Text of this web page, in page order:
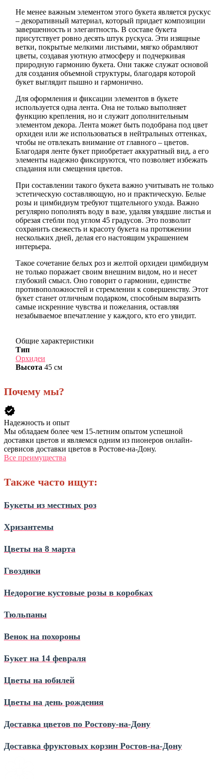
Не менее важным элементом этого букета является рускус
– декоративный материал, который придает композиции
завершенность и элегантность. В составе букета
присутствует ровно десять штук рускуса. Эти изящные
ветки, покрытые мелкими листьями, мягко обрамляют
цветы, создавая уютную атмосферу и подчеркивая
природную гармонию букета. Они также служат основой
для создания объемной структуры, благодаря которой
букет выглядит пышно и гармонично.
Для оформления и фиксации элементов в букете
используется одна лента. Она не только выполняет
функцию крепления, но и служит дополнительным
элементом декора. Лента может быть подобрана под цвет
орхидеи или же использоваться в нейтральных оттенках,
чтобы не отвлекать внимание от главного – цветов.
Благодаря ленте букет приобретает аккуратный вид, а его
элементы надежно фиксируются, что позволяет избежать
спадания или смещения цветов.
При составлении такого букета важно учитывать не только
эстетическую составляющую, но и практическую. Белые
розы и цимбидиум требуют тщательного ухода. Важно
регулярно пополнять воду в вазе, удаляя увядшие листья и
обрезая стебли под углом 45 градусов. Это позволит
сохранить свежесть и красоту букета на протяжении
нескольких дней, делая его настоящим украшением
интерьера.
Такое сочетание белых роз и желтой орхидеи цимбидиум
не только поражает своим внешним видом, но и несет
глубокий смысл. Оно говорит о гармонии, единстве
противоположностей и стремлении к совершенству. Этот
букет станет отличным подарком, способным выразить
самые искренние чувства и пожелания, оставляя
незабываемое впечатление у каждого, кто его увидит.
Общие характеристики
Тип
Орхидеи
Высота 45 см
Почему мы?
verified
Надежность и опыт
Мы обладаем более чем 15-летним опытом успешной
доставки цветов и являемся одним из пионеров онлайн-
сервисов доставки цветов в Ростове-на-Дону.
Все преимущества
Также часто ищут:
Букеты из местных роз
Хризантемы
Цветы на 8 марта
Гвоздики
Недорогие кустовые розы в коробках
Тюльпаны
Венок на похороны
Букет на 14 февраля
Цветы на юбилей
Цветы на день рождения
Доставка цветов по Ростову‑на‑Дону
Доставка фруктовых корзин Ростов‑на‑Дону